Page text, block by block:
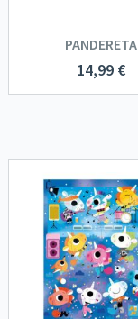
PANDERETA
14,99 €